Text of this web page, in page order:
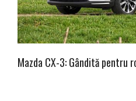
Mazda CX-3: Gândită pentru